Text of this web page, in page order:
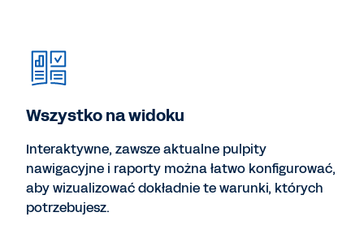
Wszystko na widoku
Interaktywne, zawsze aktualne pulpity
nawigacyjne i raporty można łatwo konfigurować,
aby wizualizować dokładnie te warunki, których
potrzebujesz.